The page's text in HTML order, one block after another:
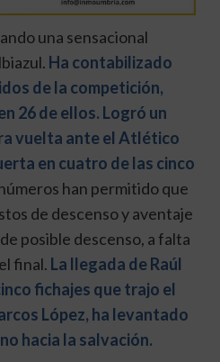
una sensacional
Ha contabilizado
de la competición,
26 de ellos. Logró un
vuelta ante el Atlético
en cuatro de las cinco
han permitido que
de descenso y aventaje
posible descenso, a falta
final. La llegada de Raúl
fichajes que trajo el
López, ha levantado
hacia la salvación.